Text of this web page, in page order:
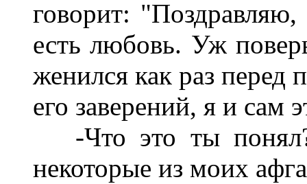
говорит:
есть любовь. Уж
женился как раз перед
его заверений, я и сам
-Что это ты
некоторые из моих